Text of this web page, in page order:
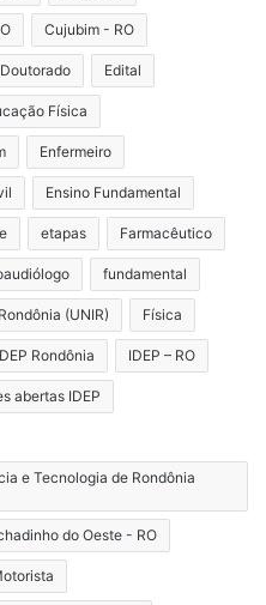
Cujubim - RO
Doutorado Edital
Física
Enfermeiro
Ensino Fundamental
etapas Farmacêutico
fundamental
(UNIR) Física
Rondônia IDEP – RO
abertas IDEP
e Tecnologia de Rondônia
do Oeste - RO